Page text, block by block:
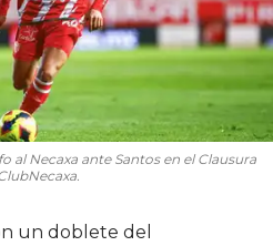
Necaxa ante Santos en el Clausura
un doblete del